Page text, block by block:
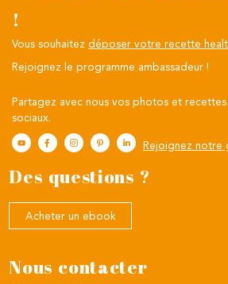
!
Vous souhaitez déposer votre recette
Rejoignez le programme ambassadeur !
Partagez avec nous vos photos et recettes
sociaux.
Rejoignez notre
Des questions ?
Acheter un ebook
Nous contacter